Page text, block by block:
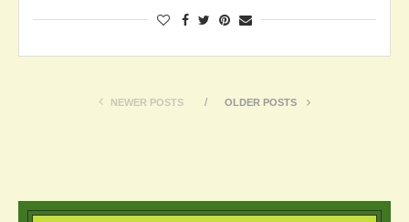
NEWER POSTS OLDER POSTS